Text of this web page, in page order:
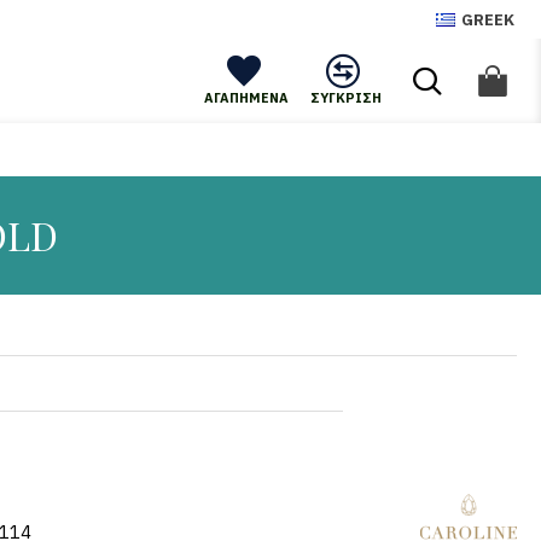
GREEK
ΑΓΑΠΗΜΈΝΑ
ΣΎΓΚΡΙΣΗ